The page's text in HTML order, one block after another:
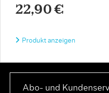
22,90 €
Produkt anzeigen
Abo- und